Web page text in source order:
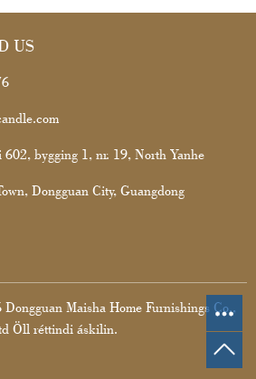
US
bygging 1, nr. 19, North Yanhe
Dongguan City, Guangdong
Maisha Home Furnishings Co.,
Öll réttindi áskilin.